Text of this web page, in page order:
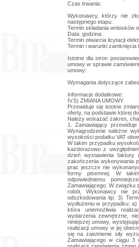
Czas trwania:
Wykonawcy, którzy nie
następnego etapu:
Termin składania wniosków
Data: godzina:
Termin otwarcia licytacji
Termin i warunki zamknięcia
Istotne dla stron
umowy w sprawie
umowy:
Wymagania dotyczące
Informacje dodatkowe:
IV.5) ZMIANA UMOWY
Przewiduje się istotne
oferty, na podstawie której
Należy wskazać zakres,
1. Zamawiający
Wynagrodzenie należne
wysokości podatku VAT
W takim przypadku
każdorazowo z
dzień wystawienia faktury
zakończenia wykonywania
prac jeszcze nie
formy pisemnej. W
odpowiedniemu
Zamawiającego. W związku
robót, Wykonawcy nie
odszkodowania itp. 3)
wydłużeniu w przypadku:
która uniemożliwia
wydarzenia zewnętrzne,
niniejszej umowy,
realizacji umowy w jej
się na zaistnienie siły
Zamawiającego w ciągu 3